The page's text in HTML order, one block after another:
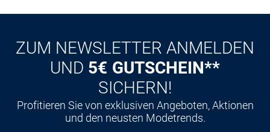
ZUM NEWSLETTER ANMELDEN
UND 5€ GUTSCHEIN**
SICHERN!
Profitieren Sie von exklusiven Angeboten, Aktionen
und den neusten Modetrends.